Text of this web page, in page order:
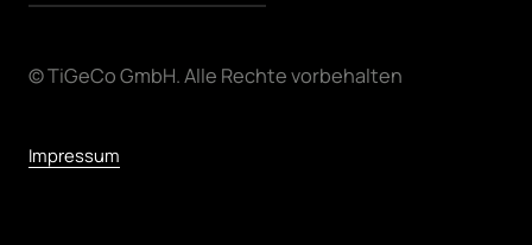
© TiGeCo GmbH. Alle Rechte vorbehalten
Impressum